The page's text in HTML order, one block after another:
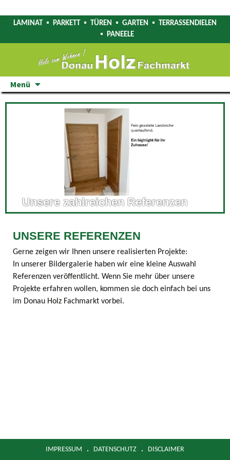
LAMINAT PARKETT TÜREN GARTEN
TERRASSENDIELEN
PANEELE
Menü
Zum
Inhalt
springen
Unsere zahlreichen Referenzen
UNSERE REFERENZEN
Gerne zeigen wir Ihnen unsere realisierten Projekte:
In unserer Bildergalerie haben wir eine kleine Auswahl
Referenzen veröffentlicht. Wenn Sie mehr über unsere
Projekte erfahren wollen, kommen sie doch einfach bei uns
im Donau Holz Fachmarkt vorbei.
IMPRESSUM DATENSCHUTZ DISCLAIMER